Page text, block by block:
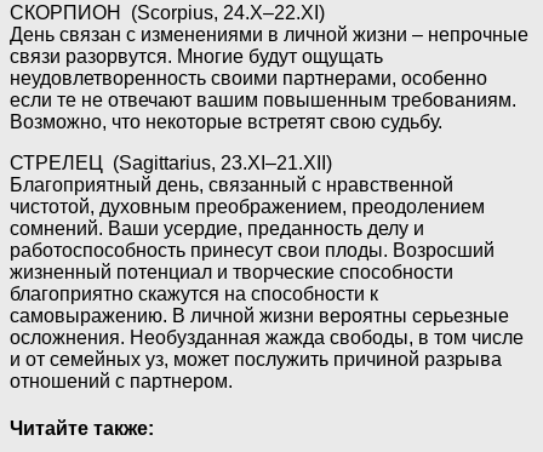
СКОРПИОН (Scorpius, 24.X–22.XI)
День связан с изменениями в личной жизни – непрочные
связи разорвутся. Многие будут ощущать
неудовлетворенность своими партнерами, особенно
если те не отвечают вашим повышенным требованиям.
Возможно, что некоторые встретят свою судьбу.
СТРЕЛЕЦ (Sagittarius, 23.XI–21.XII)
Благоприятный день, связанный с нравственной
чистотой, духовным преображением, преодолением
сомнений. Ваши усердие, преданность делу и
работоспособность принесут свои плоды. Возросший
жизненный потенциал и творческие способности
благоприятно скажутся на способности к
самовыражению. В личной жизни вероятны серьезные
осложнения. Необузданная жажда свободы, в том числе
и от семейных уз, может послужить причиной разрыва
отношений с партнером.
Читайте также: